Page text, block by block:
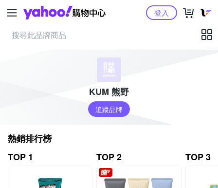
Yahoo購物中心登入
KUM 熊野
追蹤品牌
熱銷排行榜
TOP 1
TOP 2 TOP 3